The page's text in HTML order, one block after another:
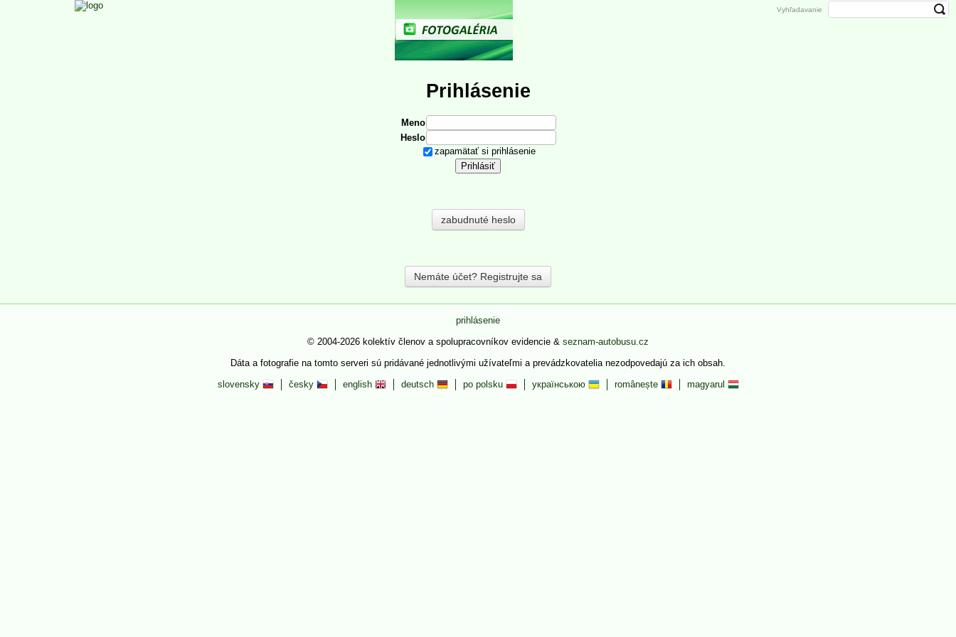
Prihlásenie
Meno
Heslo
zapamätať si prihlásenie
zabudnuté heslo
Nemáte účet? Registrujte sa
Vyhľadavanie
prihlásenie
© 2004-2026 kolektív členov a spolupracovníkov evidencie & seznam-autobusu.cz
Dáta a fotografie na tomto serveri sú pridávané jednotlivými užívateľmi a prevádzkovatelia nezodpovedajú za ich obsah.
slovensky
česky english deutsch po polsku українською românește magyarul